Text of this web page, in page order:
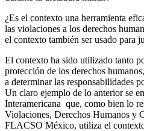
¿Es el contexto una herramienta
las violaciones a los derechos
el contexto también ser usado para
El contexto ha sido utilizado tanto
protección de los derechos
a determinar las responsabilidades
Un claro ejemplo de lo anterior se
Interamericana que, como bien lo
Violaciones, Derechos Humanos y
FLACSO México, utiliza el